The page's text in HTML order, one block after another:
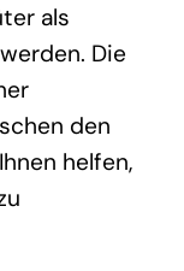
als
Die
den
helfen,